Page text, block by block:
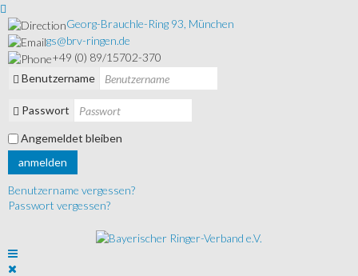
Georg-Brauchle-Ring 93, München
gs@brv-ringen.de
+49 (0) 89/15702-370
Benutzername
Passwort
Angemeldet bleiben
anmelden
Benutzername vergessen?
Passwort vergessen?